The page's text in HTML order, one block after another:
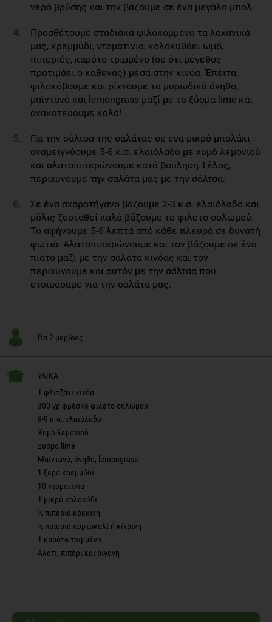
νερό βρύσης και την βάζουμε σε ένα μεγάλο μπολ.
Προσθέτουμε σταδιακά ψιλοκομμένα τα λαχανικά
μας, κρεμμύδι, ντοματίνια, κολοκυθάκι ωμό,
πιπεριές, καρότο τριμμένο (σε ότι μέγεθος
προτιμάει ο καθένας) μέσα στην κινόα. Έπειτα,
ψιλοκόβουμε και ρίχνουμε τα μυρωδικά άνηθο,
μαϊντανό και lemongrass μαζί με το ξύσμα lime και
ανακατεύουμε καλά!
Για την σάλτσα της σαλάτας σε ένα μικρό μπολάκι
αναμειγνύουμε 5-6 κ.σ. ελαιόλαδο με χυμό λεμονιού
και αλατοπιπερώνουμε κατά βούληση.Τέλος,
περιχύνουμε την σαλάτα μας με την σάλτσα.
Σε ένα σχαροτήγανο βάζουμε 2-3 κ.σ. ελαιόλαδο και
μόλις ζεσταθεί καλά βάζουμε το φιλέτο σολωμού.
Το αφήνουμε 5-6 λεπτά από κάθε πλευρά σε δυνατή
φωτιά. Αλατοπιπερώνουμε και τον βάζουμε σε ένα
πιάτο μαζί με την σαλάτα κινόας και τον
περιχύνουμε και αυτόν με την σάλτσα που
ετοιμάσαμε για την σαλάτα μας.
Για 2 μερίδες
ΥΛΙΚΑ
1 φλιτζάνι κινόα
300 γρ φρέσκο φιλέτο σολωμού
8-9 κ.σ. ελαιόλαδο
Χυμό λεμονιού
Ξύσμα lime
Μαϊντανό, άνηθο, lemongrass
1 ξερό κρεμμύδι
10 ντοματίνια
1 μικρό κολοκύθι
½ πιπεριά κόκκινη
½ πιπεριά πορτοκαλί ή κίτρινη
1 καρότο τριμμένο
Αλάτι, πιπέρι και ρίγανη